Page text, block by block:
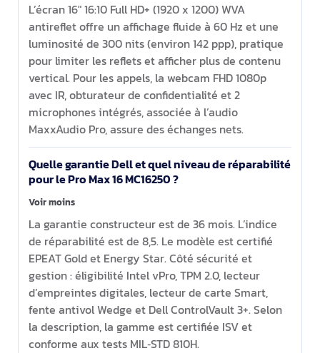
L’écran 16" 16:10 Full HD+ (1920 x 1200) WVA
antireflet offre un affichage fluide à 60 Hz et une
luminosité de 300 nits (environ 142 ppp), pratique
pour limiter les reflets et afficher plus de contenu
vertical. Pour les appels, la webcam FHD 1080p
avec IR, obturateur de confidentialité et 2
microphones intégrés, associée à l’audio
MaxxAudio Pro, assure des échanges nets.
Quelle garantie Dell et quel niveau de réparabilité
pour le Pro Max 16 MC16250 ?
Voir moins
La garantie constructeur est de 36 mois. L’indice
de réparabilité est de 8,5. Le modèle est certifié
EPEAT Gold et Energy Star. Côté sécurité et
gestion : éligibilité Intel vPro, TPM 2.0, lecteur
d’empreintes digitales, lecteur de carte Smart,
fente antivol Wedge et Dell ControlVault 3+. Selon
la description, la gamme est certifiée ISV et
conforme aux tests MIL‑STD 810H.